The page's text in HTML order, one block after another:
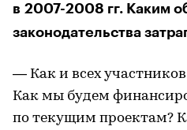
в 2007-2008 гг. Каким
законодательства
— Как и всех
Как мы будем
по текущим проектам?